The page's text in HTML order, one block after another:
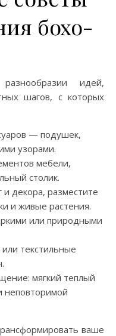
бохо-
идей,
шагов, с которых
— подушек,
узорами.
мебели,
столик.
и декора, разместите
и живые растения.
или природными
текстильные
мягкий теплый
неповторимой
ваше